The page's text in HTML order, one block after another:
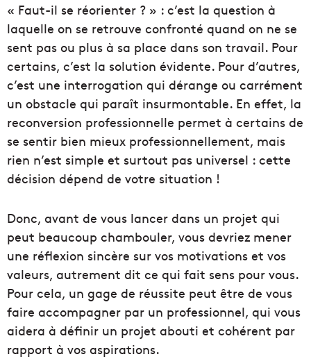
« Faut-il se réorienter ? » : c’est la question à
laquelle on se retrouve confronté quand on ne se
sent pas ou plus à sa place dans son travail. Pour
certains, c’est la solution évidente. Pour d’autres,
c’est une interrogation qui dérange ou carrément
un obstacle qui paraît insurmontable. En effet, la
reconversion professionnelle permet à certains de
se sentir bien mieux professionnellement, mais
rien n’est simple et surtout pas universel : cette
décision dépend de votre situation !
Donc, avant de vous lancer dans un projet qui
peut beaucoup chambouler, vous devriez mener
une réflexion sincère sur vos motivations et vos
valeurs, autrement dit ce qui fait sens pour vous.
Pour cela, un gage de réussite peut être de vous
faire accompagner par un professionnel, qui vous
aidera à définir un projet abouti et cohérent par
rapport à vos aspirations.